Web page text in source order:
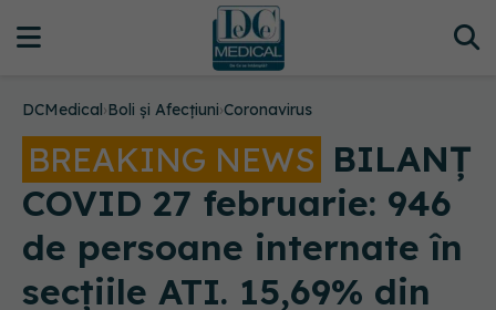
DCMedical›Boli și Afecțiuni›Coronavirus
BREAKING NEWS BILANȚ
COVID 27 februarie: 946
de persoane internate în
secțiile ATI. 15,69% din